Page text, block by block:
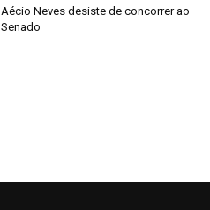
Aécio Neves desiste de concorrer ao
Senado